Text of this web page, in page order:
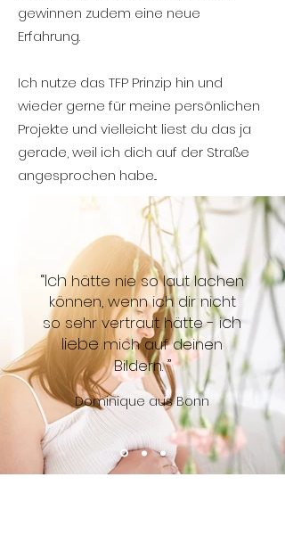
gewinnen zudem eine neue
Erfahrung.
Ich nutze das TFP Prinzip hin und
wieder gerne für meine persönlichen
Projekte und vielleicht liest du das ja
gerade, weil ich dich auf der Straße
angesprochen habe...
“Ichhätte nie so laut lachen
können, wenn ich dir nicht
so sehr vertraut hätte - ich
liebemich auf deinen
Bildern.”
Dominique aus Bonn